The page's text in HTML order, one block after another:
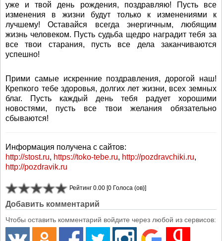
уже и твой день рождения, поздравляю! Пусть все
изменения в жизни будут только к изменениями к
лучшему! Оставайся всегда энергичным, любящим
жизнь человеком. Пусть судьба щедро наградит тебя за
все твои старания, пусть все дела заканчиваются
успешно!
Прими самые искренние поздравления, дорогой наш!
Крепкого тебе здоровья, долгих лет жизни, всех земных
благ. Пусть каждый день тебя радует хорошими
новостями, пусть все твои желания обязательно
сбываются!
Информация получена с сайтов:
http://stost.ru, https://toko-tebe.ru, http://pozdravchiki.ru,
http://pozdravik.ru
Рейтинг 0.00 [0 Голоса (ов)]
Добавить комментарий
Чтобы оставить комментарий войдите через любой из сервисов: